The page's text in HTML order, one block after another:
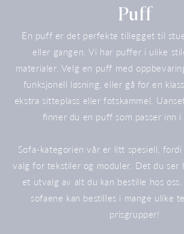
Samling:
Puff
En puff er det perfekte tillegget til
eller gangen. Vi har puffer i ulike
materialer. Velg en puff med
funksjonell løsning, eller gå for en
ekstra sitteplass eller fotskammel.
finner du en puff som passer inn i
Sofa-kategorien vår er litt spesiell, fordi
valg for tekstiler og moduler. Det du ser
et utvalg av alt du kan bestille hos
sofaene kan bestilles i mange ulike
prisgrupper!